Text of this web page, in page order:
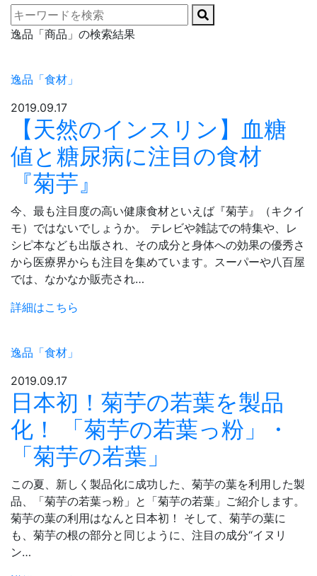
逸品「商品」の検索結果
逸品「食材」
2019.09.17
【天然のインスリン】血糖
値と糖尿病に注目の食材
『菊芋』
今、最も注目度の高い健康食材といえば『菊芋』（キクイ
モ）ではないでしょうか。 テレビや雑誌での特集や、レ
シピ本なども出版され、その成分と身体への効果の優秀さ
から医療界からも注目を集めています。スーパーや八百屋
では、なかなか販売され…
詳細はこちら
逸品「食材」
2019.09.17
日本初！菊芋の若葉を製品
化！ 「菊芋の若葉っ粉」・
「菊芋の若葉」
この夏、新しく製品化に成功した、菊芋の葉を利用した製
品、「菊芋の若葉っ粉」と「菊芋の若葉」ご紹介します。
菊芋の葉の利用はなんと日本初！ そして、菊芋の葉に
も、菊芋の根の部分と同じように、注目の成分“イヌリ
ン…